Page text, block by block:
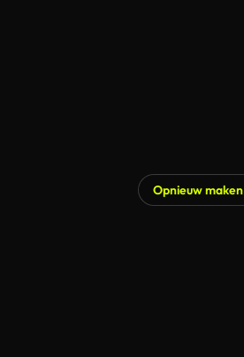
Opnieuw maken